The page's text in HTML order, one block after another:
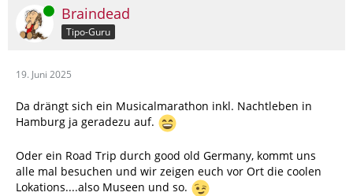
Online Braindead
Tipo-Guru
19. Juni 2025
Da drängt sich ein Musicalmarathon inkl. Nachtleben in
Hamburg ja geradezu auf.
Oder ein Road Trip durch good old Germany, kommt uns
alle mal besuchen und wir zeigen euch vor Ort die coolen
Lokations....also Museen und so.